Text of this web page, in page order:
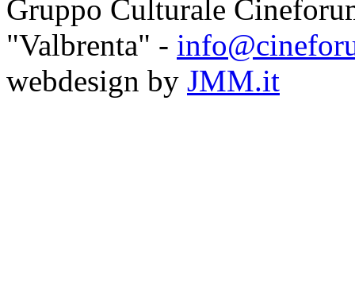
Gruppo Culturale
"Valbrenta" -
webdesign by JMM.it